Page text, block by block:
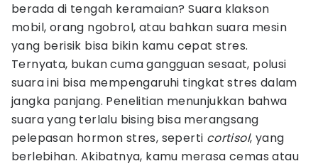
berada di tengah keramaian? Suara klakson
mobil, orang ngobrol, atau bahkan suara mesin
yang berisik bisa bikin kamu cepat stres.
Ternyata, bukan cuma gangguan sesaat, polusi
suara ini bisa mempengaruhi tingkat stres dalam
jangka panjang. Penelitian menunjukkan bahwa
suara yang terlalu bising bisa merangsang
pelepasan hormon stres, seperti cortisol, yang
berlebihan. Akibatnya, kamu merasa cemas atau